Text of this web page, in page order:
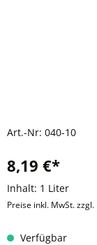
Art.-Nr: 040-10
8,19 €*
Inhalt: 1 Liter
Preise inkl. MwSt. zzgl.
Verfügbar